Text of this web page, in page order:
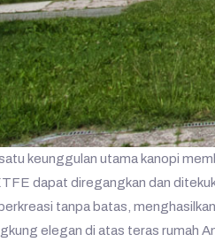
keunggulan utama kanopi
dapat diregangkan dan
tanpa batas,
elegan di atas teras rumah